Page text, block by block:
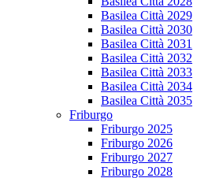
Basilea Città 2029
Basilea Città 2030
Basilea Città 2031
Basilea Città 2032
Basilea Città 2033
Basilea Città 2034
Basilea Città 2035
Friburgo
Friburgo 2025
Friburgo 2026
Friburgo 2027
Friburgo 2028